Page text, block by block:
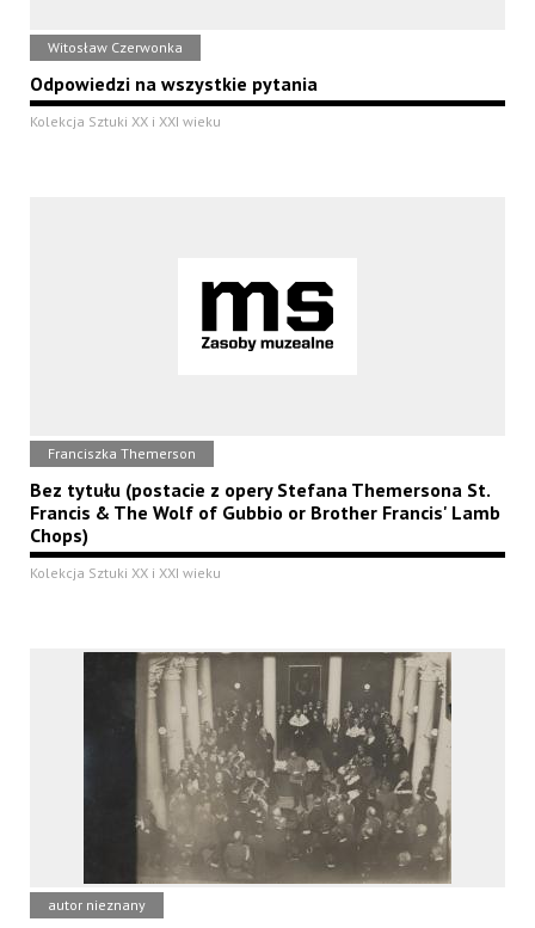
Witosław Czerwonka
Odpowiedzi na wszystkie pytania
Kolekcja Sztuki XX i XXI wieku
Franciszka Themerson
Bez tytułu (postacie z opery Stefana Themersona St.
Francis & The Wolf of Gubbio or Brother Francis' Lamb
Chops)
Kolekcja Sztuki XX i XXI wieku
autor nieznany